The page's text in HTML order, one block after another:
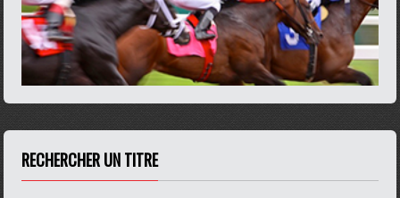
RECHERCHER UN TITRE